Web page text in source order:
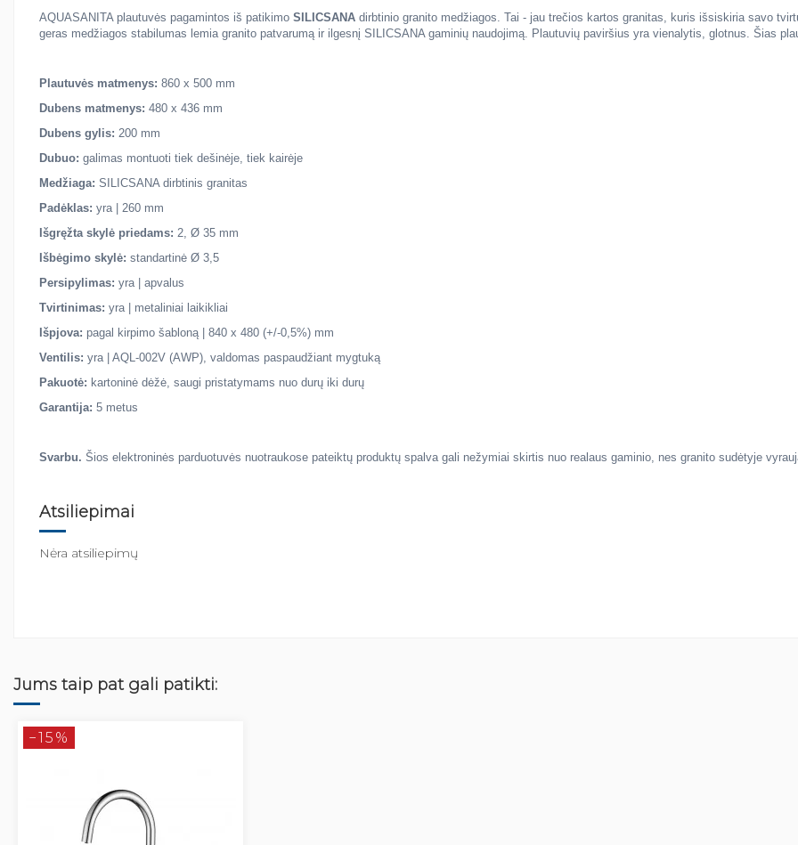
AQUASANITA plautuvės pagamintos iš patikimo SILICSANA dirbtinio granito medžiagos. Tai - jau trečios kartos granitas, kuris išsiskiria savo
geras medžiagos stabilumas lemia granito patvarumą ir ilgesnį SILICSANA gaminių naudojimą. Plautuvių paviršius yra vienalytis, glotnus. Šias
Plautuvės matmenys: 860 x 500 mm
Dubens matmenys: 480 x 436 mm
Dubens gylis: 200 mm
Dubuo: galimas montuoti tiek dešinėje, tiek kairėje
Medžiaga: SILICSANA dirbtinis granitas
Padėklas: yra | 260 mm
Išgręžta skylė priedams: 2, Ø 35 mm
Išbėgimo skylė: standartinė Ø 3,5
Persipylimas: yra | apvalus
Tvirtinimas: yra | metaliniai laikikliai
Išpjova: pagal kirpimo šabloną | 840 x 480 (+/-0,5%) mm
Ventilis: yra | AQL-002V (AWP), valdomas paspaudžiant mygtuką
Pakuotė: kartoninė dėžė, saugi pristatymams nuo durų iki durų
Garantija: 5 metus
Svarbu. Šios elektroninės parduotuvės nuotraukose pateiktų produktų spalva gali nežymiai skirtis nuo realaus gaminio, nes granito sudėtyje
Atsiliepimai
Nėra atsiliepimų
Jums taip pat gali patikti:
−15%